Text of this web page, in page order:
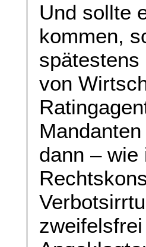
Und sollte
kommen,
von
dann – wie